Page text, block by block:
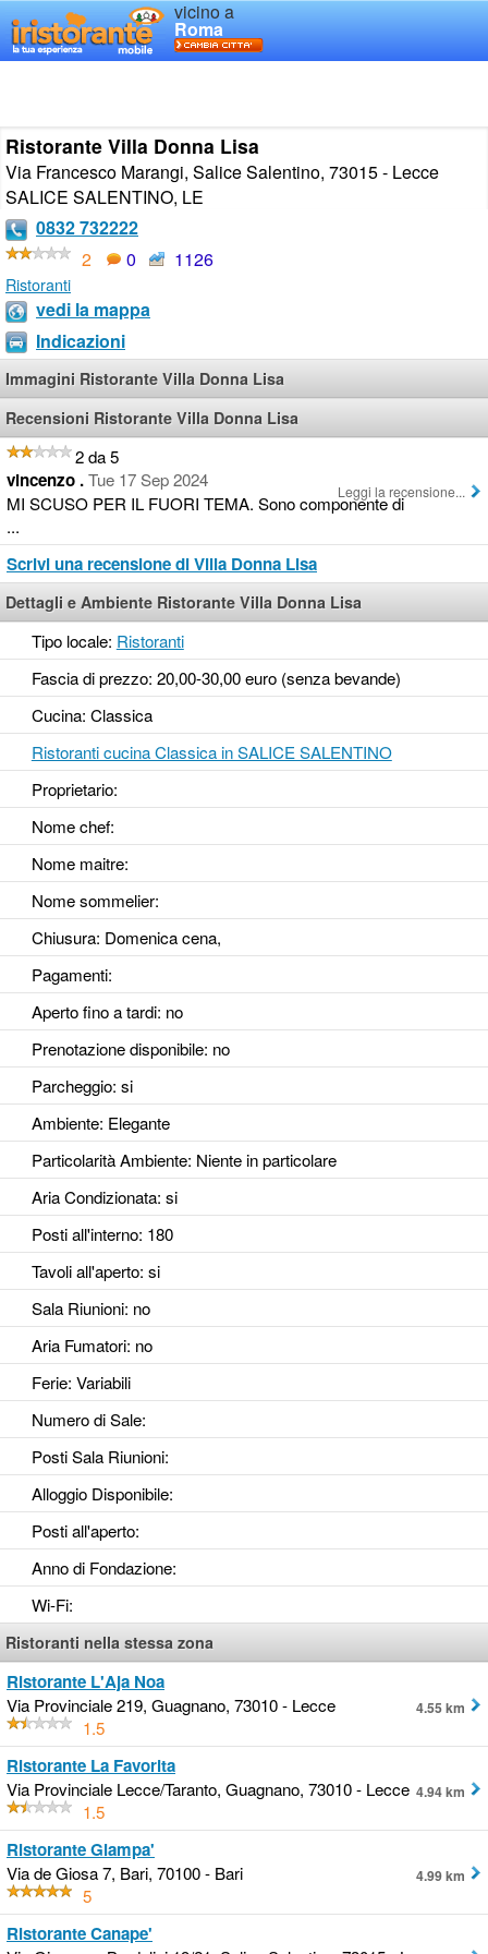
vicino a
Roma
Ristorante Villa Donna Lisa
Via Francesco Marangi, Salice Salentino, 73015 - Lecce
SALICE SALENTINO, LE
0832 732222
2
0 1126
Ristoranti
vedi la mappa
Indicazioni
Immagini Ristorante Villa Donna Lisa
Recensioni Ristorante Villa Donna Lisa
2 da 5
vincenzo .Tue 17 Sep 2024
MI SCUSO PER IL FUORI TEMA. Sono componente di
...
Leggi la recensione...
Scrivi una recensione di Villa Donna Lisa
Dettagli e Ambiente Ristorante Villa Donna Lisa
Tipo locale: Ristoranti
Fascia di prezzo: 20,00-30,00 euro (senza bevande)
Cucina: Classica
Ristoranti cucina Classica in SALICE SALENTINO
Proprietario:
Nome chef:
Nome maitre:
Nome sommelier:
Chiusura: Domenica cena,
Pagamenti:
Aperto fino a tardi: no
Prenotazione disponibile: no
Parcheggio: si
Ambiente: Elegante
Particolarità Ambiente: Niente in particolare
Aria Condizionata: si
Posti all'interno: 180
Tavoli all'aperto: si
Sala Riunioni: no
Aria Fumatori: no
Ferie: Variabili
Numero di Sale:
Posti Sala Riunioni:
Alloggio Disponibile:
Posti all'aperto:
Anno di Fondazione:
Wi-Fi:
Ristoranti nella stessa zona
Ristorante L'Aja Noa
Via Provinciale 219, Guagnano, 73010 - Lecce
1.5
4.55 km
Ristorante La Favorita
Via Provinciale Lecce/Taranto, Guagnano, 73010 - Lecce
1.5
4.94 km
Ristorante Giampa'
Via de Giosa 7, Bari, 70100 - Bari
5
4.99 km
Ristorante Canape'